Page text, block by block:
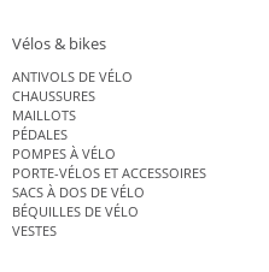
Vélos & bikes
ANTIVOLS DE VÉLO
CHAUSSURES
MAILLOTS
PÉDALES
POMPES À VÉLO
PORTE-VÉLOS ET ACCESSOIRES
SACS À DOS DE VÉLO
BÉQUILLES DE VÉLO
VESTES